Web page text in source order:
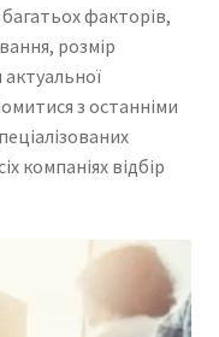
факторів,
розмір
з останніми
компаніях відбір